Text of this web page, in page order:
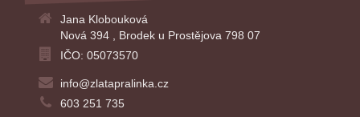
Jana Klobouková
Nová 394 , Brodek u Prostějova 798 07
IČO: 05073570
info@zlatapralinka.cz
603 251 735